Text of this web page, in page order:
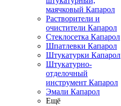
маячковый Капарол
Растворители и
очистители Капарол
Cтеклосетка Капарол
Шпатлевки Капарол
Штукатурки Капарол
Штукатурно-
отделочный
инструмент Капарол
Эмали Капарол
Ещё